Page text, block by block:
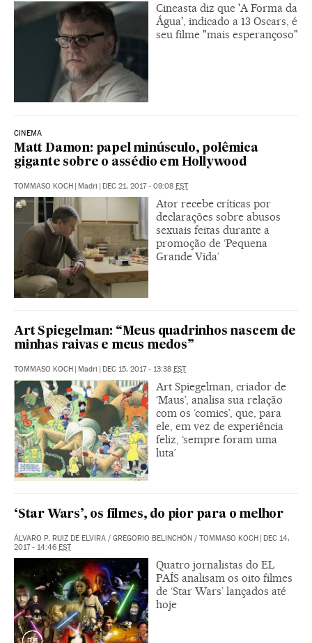
Cineasta diz que 'A Forma da
Água', indicado a 13 Oscars, é
seu filme "mais esperançoso"
CINEMA
Matt Damon: papel minúsculo, polêmica
gigante sobre o assédio em Hollywood
TOMMASO KOCH | Madri | DEC 21, 2017 - 09:08 EST
Ator recebe críticas por
declarações sobre abusos
sexuais feitas durante a
promoção de ‘Pequena
Grande Vida’
Art Spiegelman: “Meus quadrinhos nascem de
minhas raivas e meus medos”
TOMMASO KOCH | Madri | DEC 15, 2017 - 13:38 EST
Art Spiegelman, criador de
‘Maus’, analisa sua relação
com os ‘comics’, que, para
ele, em vez de experiência
feliz, ‘sempre foram uma
luta’
‘Star Wars’, os filmes, do pior para o melhor
ÁLVARO P. RUIZ DE ELVIRA / GREGORIO BELINCHÓN / TOMMASO KOCH | DEC 14,
2017 - 14:46 EST
Quatro jornalistas do EL
PAÍS analisam os oito filmes
de ‘Star Wars’ lançados até
hoje